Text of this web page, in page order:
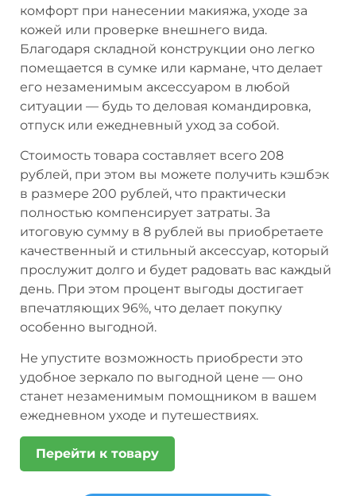
комфорт при нанесении макияжа, уходе за
кожей или проверке внешнего вида.
Благодаря складной конструкции оно легко
помещается в сумке или кармане, что делает
его незаменимым аксессуаром в любой
ситуации — будь то деловая командировка,
отпуск или ежедневный уход за собой.
Стоимость товара составляет всего 208
рублей, при этом вы можете получить кэшбэк
в размере 200 рублей, что практически
полностью компенсирует затраты. За
итоговую сумму в 8 рублей вы приобретаете
качественный и стильный аксессуар, который
прослужит долго и будет радовать вас каждый
день. При этом процент выгоды достигает
впечатляющих 96%, что делает покупку
особенно выгодной.
Не упустите возможность приобрести это
удобное зеркало по выгодной цене — оно
станет незаменимым помощником в вашем
ежедневном уходе и путешествиях.
Перейти к товару